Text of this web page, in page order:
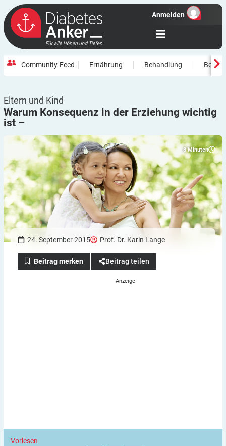
Anmelden
Community-Feed Ernährung Behandlung
Eltern und Kind
Warum Konsequenz in der Erziehung wichtig
ist –
8 Minuten
24. September 2015 Prof. Dr. Karin Lange
Beitrag teilen
Vorlesen